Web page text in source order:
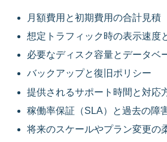
月額費用と初期費用の合計見積
想定トラフィック時の表示速度
必要なディスク容量とデータベ
バックアップと復旧ポリシー
提供されるサポート時間と対応
稼働率保証（SLA）と過去の障
将来のスケールやプラン変更の